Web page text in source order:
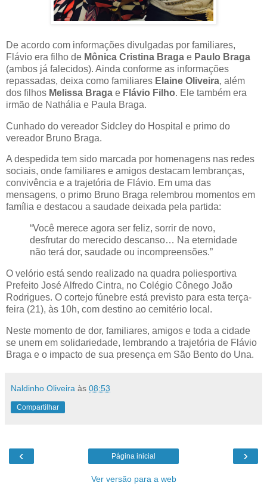
De acordo com informações divulgadas por familiares,
Flávio era filho de Mônica Cristina Braga e Paulo Braga
(ambos já falecidos). Ainda conforme as informações
repassadas, deixa como familiares Elaine Oliveira, além
dos filhos Melissa Braga e Flávio Filho. Ele também era
irmão de Nathália e Paula Braga.
Cunhado do vereador Sidcley do Hospital e primo do
vereador Bruno Braga.
A despedida tem sido marcada por homenagens nas redes
sociais, onde familiares e amigos destacam lembranças,
convivência e a trajetória de Flávio. Em uma das
mensagens, o primo Bruno Braga relembrou momentos em
família e destacou a saudade deixada pela partida:
“Você merece agora ser feliz, sorrir de novo,
desfrutar do merecido descanso… Na eternidade
não terá dor, saudade ou incompreensões.”
O velório está sendo realizado na quadra poliesportiva
Prefeito José Alfredo Cintra, no Colégio Cônego João
Rodrigues. O cortejo fúnebre está previsto para esta terça-
feira (21), às 10h, com destino ao cemitério local.
Neste momento de dor, familiares, amigos e toda a cidade
se unem em solidariedade, lembrando a trajetória de Flávio
Braga e o impacto de sua presença em São Bento do Una.
Naldinho Oliveira às 08:53
Compartilhar
‹ ›
Página inicial
Ver versão para a web